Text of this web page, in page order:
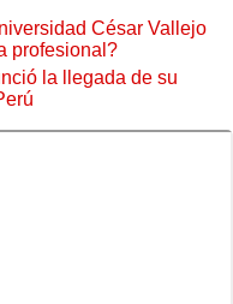
César Vallejo
profesional?
la llegada de su